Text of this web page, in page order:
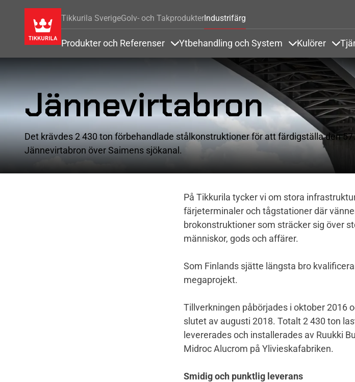
Tikkurila SverigeGolv- och TakprodukterIndustrifärg
Produkter och Referenser Ytbehandling och System Kulörer
Jännevirtabron
Det krävdes 2 430 ton förbehandlade stålkonstruktioner för att färdigställa den
Jännevirtabron över Saimens sjökanal.
På Tikkurila tycker vi om stora
färjeterminaler och tågstationer där
brokonstruktioner som sträcker sig över
människor, gods och affärer.
Som Finlands sjätte längsta bro
megaprojekt.
Tillverkningen påbörjades i oktober 2016
slutet av augusti 2018. Totalt 2 430 ton
levererades och installerades av Ruukki
Midroc Alucrom på Ylivieskafabriken.
Smidig och punktlig leverans